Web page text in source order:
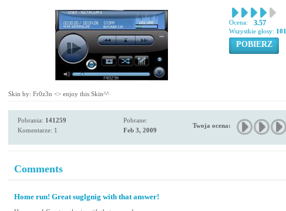
Ocena: 3.57
Wszystkie głosy: 101
POBIERZ
Skin by: Fr0z3n <> enjoy this Skin^^
Pobrania: 141259
Komentarze: 1
Pobrane:
Feb 3, 2009
Twoja ocena:
Comments
Home run! Great suglgnig with that answer!